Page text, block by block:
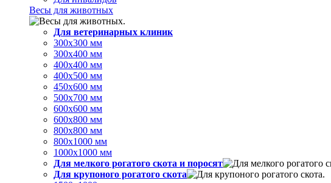
Весы для животных
Для ветеринарных клиник
300х300 мм
300х400 мм
400х400 мм
400х500 мм
450х600 мм
500х700 мм
600х600 мм
600х800 мм
800х800 мм
800х1000 мм
1000х1000 мм
Для мелкого рогатого скота и поросят
Для крупоного рогатого скота